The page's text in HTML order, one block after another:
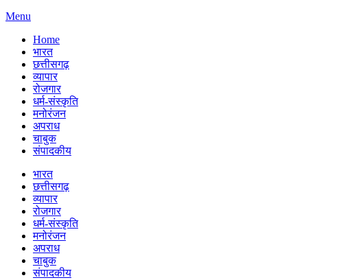
Menu
Home
भारत
छत्तीसगढ़
व्यापार
रोजगार
धर्म-संस्कृति
मनोरंजन
अपराध
चाबुक
संपादकीय
भारत
छत्तीसगढ़
व्यापार
रोजगार
धर्म-संस्कृति
मनोरंजन
अपराध
चाबुक
संपादकीय